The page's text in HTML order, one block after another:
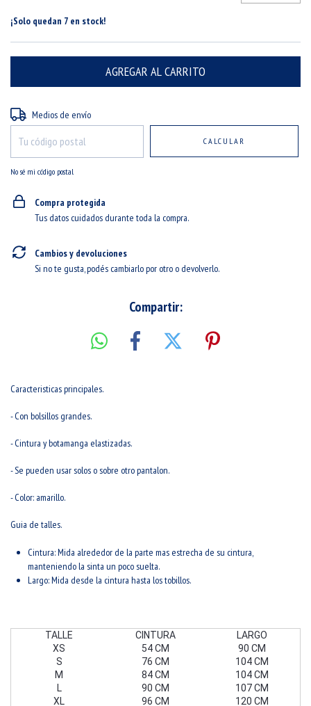
¡Solo quedan 7 en stock!
Entregas para el CP:
Medios de envío
CALCULAR
No sé mi código postal
Compra protegida
Tus datos cuidados durante toda la compra.
Cambios y devoluciones
Si no te gusta, podés cambiarlo por otro o devolverlo.
Compartir:
Caracteristicas principales.
- Con bolsillos grandes.
- Cintura y botamanga elastizadas.
- Se pueden usar solos o sobre otro pantalon.
- Color: amarillo.
Guia de talles.
Cintura: Mida alrededor de la parte mas estrecha de su cintura,
manteniendo la sinta un poco suelta.
Largo: Mida desde la cintura hasta los tobillos.
TALLE CINTURA
LARGO
XS
54 CM
90 CM
S
76 CM
104 CM
M
84 CM
104 CM
L
90 CM
107 CM
XL
96 CM
120 CM